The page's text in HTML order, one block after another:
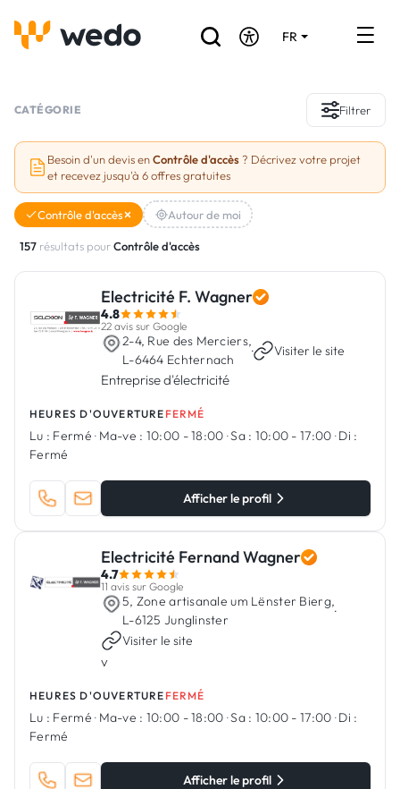
FR
Réalisations
Aides et subventions
Vous êtes un Artisan ?
CATÉGORIE Filtrer
Besoin d'un devis enContrôle d'accès ? Décrivez votre projet
et recevez jusqu'à 6 offres gratuites
Contrôle d'accès Autour de moi
157 résultats pourContrôle d'accès
Electricité F. Wagner
4.8
22 avis sur Google
2-4, Rue des Merciers,
L-6464 Echternach
· Visiter le site
Entreprise d'électricité
HEURES D'OUVERTURE FERMÉ
Lu : Fermé· Ma-ve : 10:00 - 18:00 ·Sa : 10:00 - 17:00 ·Di :
Fermé
Afficher le profil
Electricité Fernand Wagner
4.7
11 avis sur Google
5, Zone artisanale um Lënster Bierg,
L-6125 Junglinster
·
Visiter le site
v
HEURES D'OUVERTURE FERMÉ
Lu : Fermé· Ma-ve : 10:00 - 18:00 ·Sa : 10:00 - 17:00 ·Di :
Fermé
Afficher le profil